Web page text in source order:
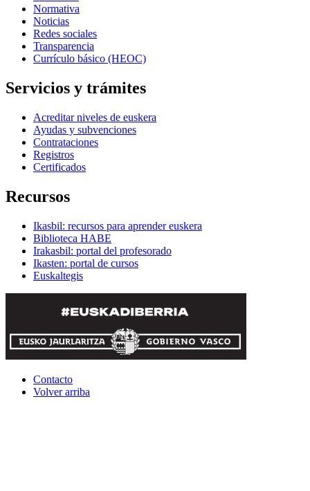
Normativa
Noticias
Redes sociales
Transparencia
Currículo básico (HEOC)
Servicios y trámites
Acreditar niveles de euskera
Ayudas y subvenciones
Contrataciones
Registros
Certificados
Recursos
Ikasbil: recursos para aprender euskera
Biblioteca HABE
Irakasbil: portal del profesorado
Ikasten: portal de cursos
Euskaltegis
Contacto
Volver arriba